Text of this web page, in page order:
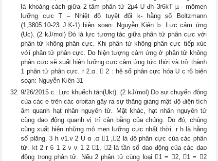
là khoảng cách giữa 2 tâm phân tử 2μ4 U đh 3r6kT µ - mômen
lưỡng cực T – Nhiệt độ tuyệt đối k- hằng số Boltzmann
(1,3805.10-23 J.K-1) biên soạn: Nguyễn Kiên b. Lực cảm ứng
(Uc). (2 kJ/mol) Đó là lực tương tác giữa phân tử phân cực với
phân tử không phân cực. Khi phân tử không phân cực tiếp xúc
với phân tử phân cực. Do hiện tượng cảm ứng ở phân tử không
phân cực sẽ xuất hiện lưỡng cực cảm ứng tức thời và trở thành
1 phân tử phân cực. r 2.α.  2 : hệ số phân cực hóa U c r6 biên
soạn: Nguyễn Kiên 31
9/26/2015 c. Lực khuếch tán(Ukt). (2 kJ/mol) Do sự chuyển động
của các e trên các orbitan gây ra sự thăng giáng mật độ điện tích
âm quanh hạt nhân nguyên tử. Mặt khác, hạt nhân nguyên tử
cũng dao động quanh vị trí cân bằng của chúng. Do đó, chúng
cũng xuất hiện những mô men lưỡng cực nhất thời. r h là hằng
số plăng. 3 h ν1.ν 2 U α .α 1 ,2 là độ phân cực của các phân
tử. kt 2 r 6 1 2 ν ν 1 2 1, 2 là tần số dao động của các dao
động trong phân tử. Nếu 2 phân tử cùng loại 1 = 2, 1 = 2